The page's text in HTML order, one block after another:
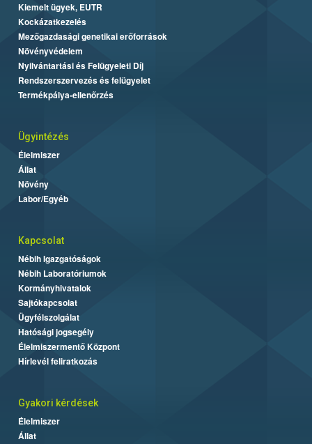
Kiemelt ügyek, EUTR
Kockázatkezelés
Mezőgazdasági genetikai erőforrások
Növényvédelem
Nyilvántartási és Felügyeleti Díj
Rendszerszervezés és felügyelet
Termékpálya-ellenőrzés
Ügyintézés
Élelmiszer
Állat
Növény
Labor/Egyéb
Kapcsolat
Nébih Igazgatóságok
Nébih Laboratóriumok
Kormányhivatalok
Sajtókapcsolat
Ügyfélszolgálat
Hatósági jogsegély
Élelmiszermentő Központ
Hírlevél feliratkozás
Gyakori kérdések
Élelmiszer
Állat